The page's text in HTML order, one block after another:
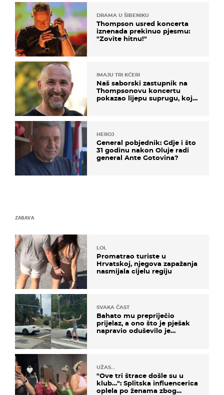
DRAMA U ŠIBENIKU
Thompson usred koncerta
iznenada prekinuo pjesmu:
"Zovite hitnu!"
IMAJU TRI KĆERI
Naš saborski zastupnik na
Thompsonovu koncertu
pokazao lijepu suprugu, koja
HEROJ
General pobjednik: Gdje i što
31 godinu nakon Oluje radi
general Ante Gotovina?
ZABAVA
LOL
Promatrao turiste u
Hrvatskoj, njegova zapažanja
nasmijala cijelu regiju
SVAKA ČAST
Bahato mu prepriječio
prijelaz, a ono što je pješak
napravio oduševilo je
UŽAS…
"Ove tri štrace došle su u
klub…": Splitska influencerica
oplela po ženama zbog